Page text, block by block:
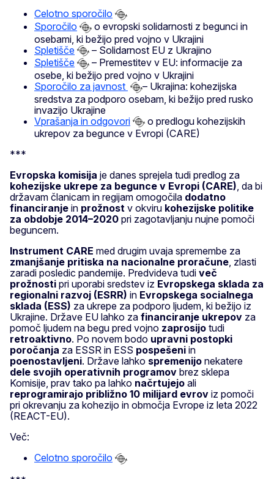
Celotno sporočilo
Sporočilo
o evropski solidarnosti z begunci in
osebami, ki bežijo pred vojno v Ukrajini
Spletišče
– Solidarnost EU z Ukrajino
Spletišče
– Premestitev v EU: informacije za
osebe, ki bežijo pred vojno v Ukrajini
Sporočilo za javnost
– Ukrajina: kohezijska
sredstva za podporo osebam, ki bežijo pred rusko
invazijo Ukrajine
Vprašanja in odgovori
o predlogu kohezijskih
ukrepov za begunce v Evropi (CARE)
***
Evropska komisija je danes sprejela tudi predlog za
kohezijske ukrepe za begunce v Evropi (CARE), da bi
državam članicam in regijam omogočila dodatno
financiranje in prožnost v okviru kohezijske politike
za obdobje 2014–2020 pri zagotavljanju nujne pomoči
beguncem.
Instrument CARE med drugim uvaja spremembe za
zmanjšanje pritiska na nacionalne proračune, zlasti
zaradi posledic pandemije. Predvideva tudi več
prožnosti pri uporabi sredstev iz Evropskega sklada za
regionalni razvoj (ESRR) in Evropskega socialnega
sklada (ESS) za ukrepe za podporo ljudem, ki bežijo iz
Ukrajine. Države EU lahko za financiranje ukrepov za
pomoč ljudem na begu pred vojno zaprosijo tudi
retroaktivno. Po novem bodo upravni postopki
poročanja za ESSR in ESS pospešeni in
poenostavljeni. Države lahko spremenijo nekatere
dele svojih operativnih programov brez sklepa
Komisije, prav tako pa lahko načrtujejo ali
reprogramirajo približno 10 milijard evrov iz pomoči
pri okrevanju za kohezijo in območja Evrope iz leta 2022
(REACT-EU).
Več:
Celotno sporočilo